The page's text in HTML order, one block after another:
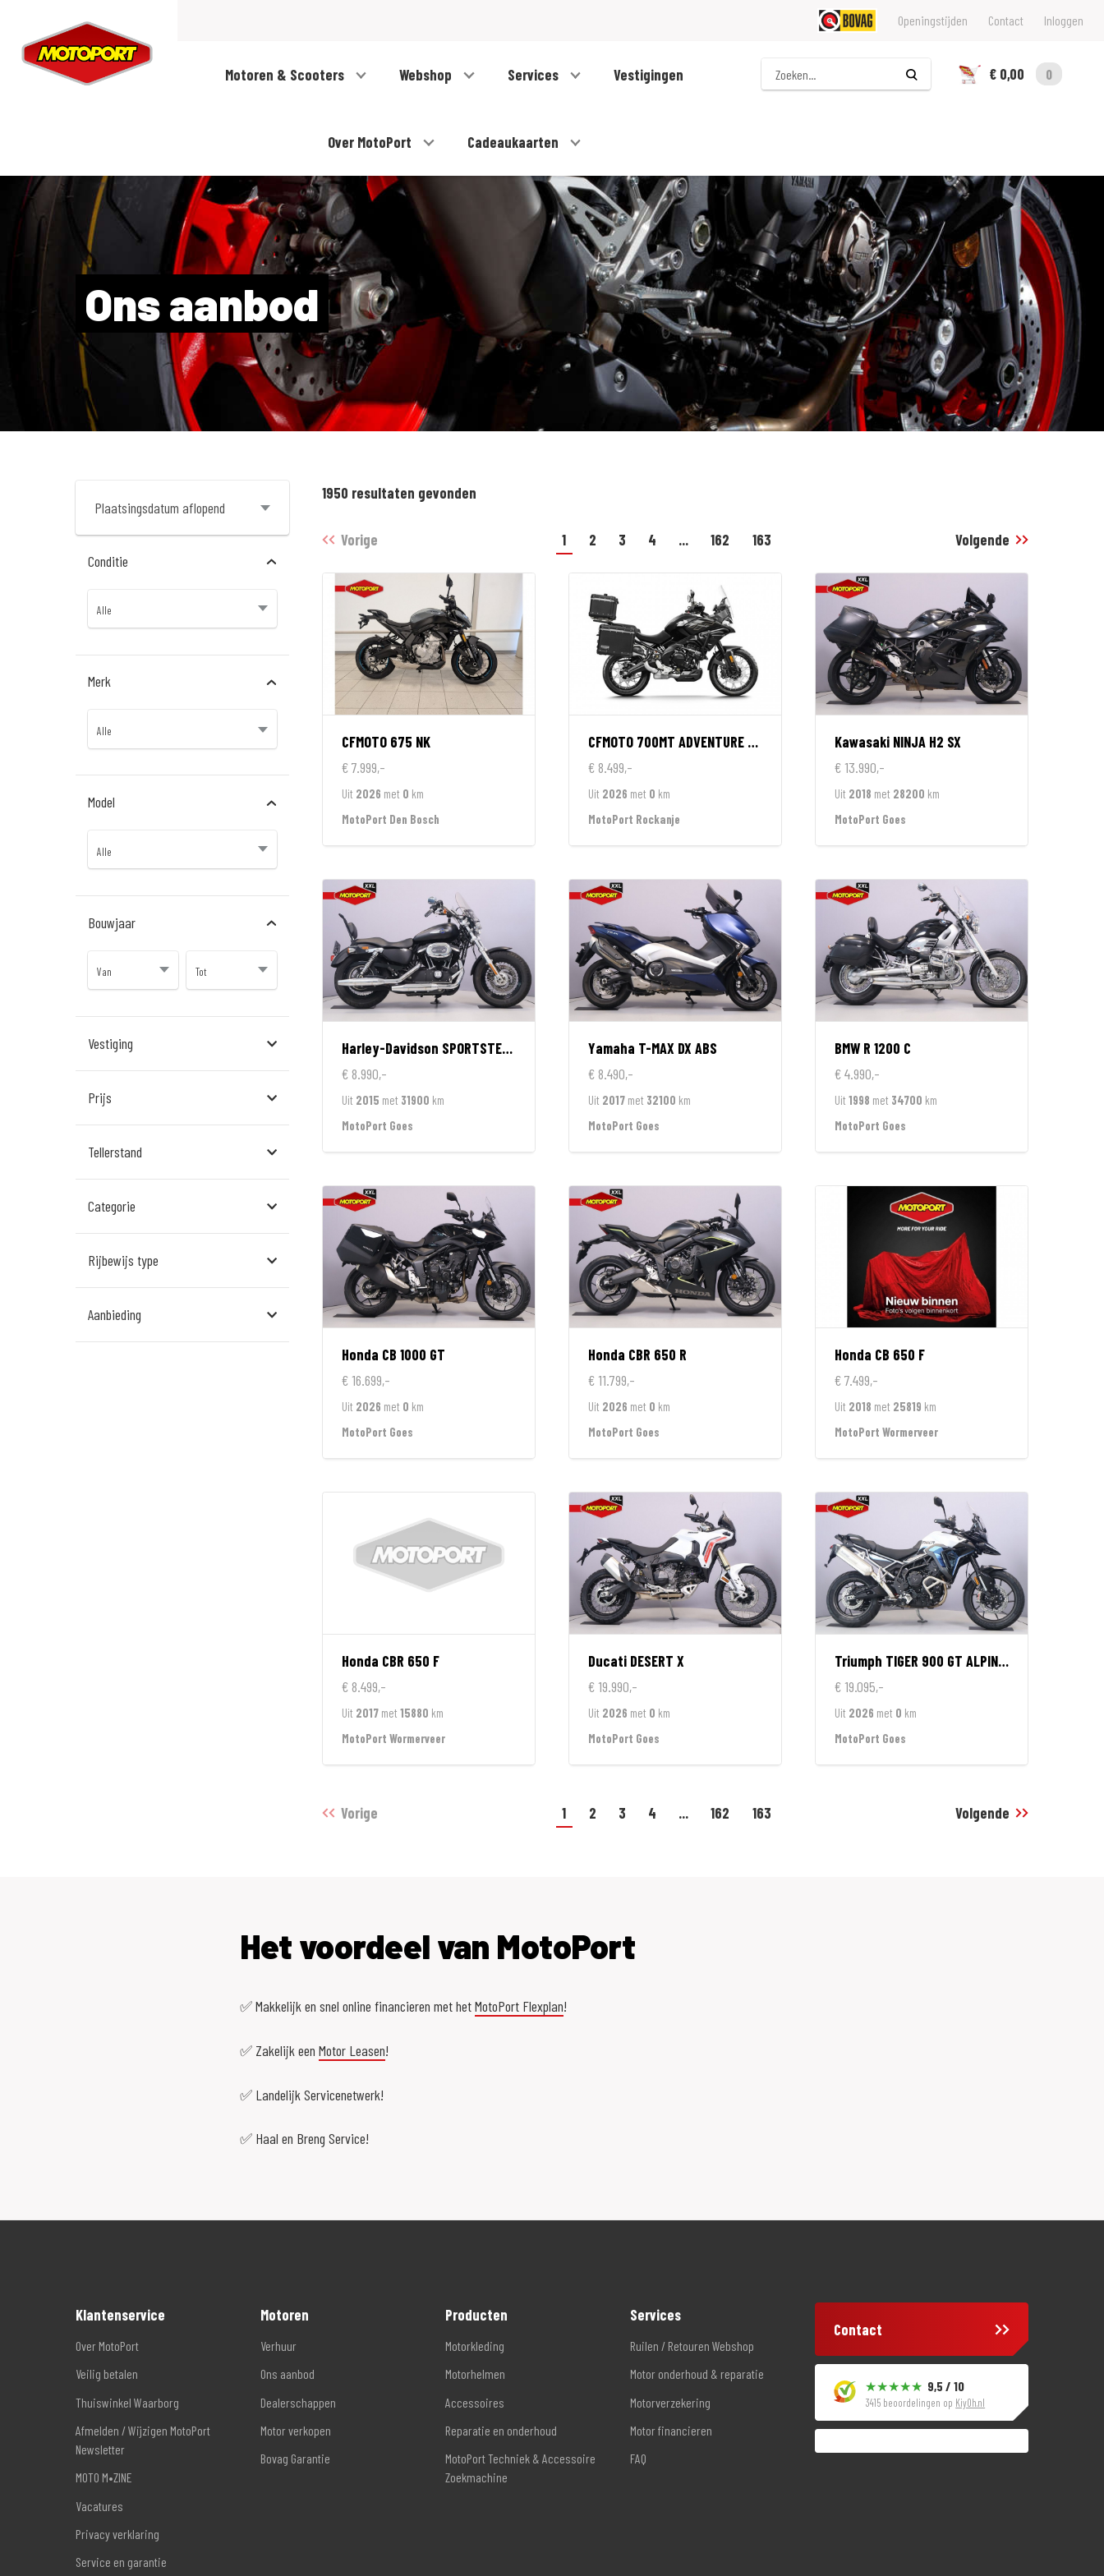
Openingstijden Contact Inloggen
Motoren & Scooters Webshop Services Vestigingen
Over MotoPort Cadeaukaarten
Zoeken
€ 0,00
0
Ons aanbod
Conditie
Merk
Model
Bouwjaar
Vestiging
Den Bosch
Hillegom
Leek
Leeuwarden
Prijs
Tellerstand
Categorie
Rijbewijs type
Aanbieding
1950 resultaten gevonden
Vorige 1 2 3 4 ... 162 163 Volgende
CFMOTO 675 NK
€ 7.999,-
Uit 2026 met 0 km
MotoPort Den Bosch
CFMOTO 700MT ADVENTURE GT EDITION
€ 8.499,-
Uit 2026 met 0 km
MotoPort Rockanje
Kawasaki NINJA H2 SX
€ 13.990,-
Uit 2018 met 28200 km
MotoPort Goes
Harley-Davidson SPORTSTER 1200 CUSTOM LIMITED
€ 8.990,-
Uit 2015 met 31900 km
MotoPort Goes
Yamaha T-MAX DX ABS
€ 8.490,-
Uit 2017met 32100 km
MotoPort Goes
BMW R 1200 C
€ 4.990,-
Uit 1998 met 34700 km
MotoPort Goes
Honda CB 1000 GT
€ 16.699,-
Uit 2026 met 0 km
MotoPort Goes
Honda CBR 650 R
€ 11.799,-
Uit 2026 met 0 km
MotoPort Goes
Honda CB 650 F
€ 7.499,-
Uit 2018 met 25819 km
MotoPort Wormerveer
Honda CBR 650 F
€ 8.499,-
Uit 2017met 15880 km
MotoPort Wormerveer
Ducati DESERT X
€ 19.990,-
Uit 2026 met 0 km
MotoPort Goes
Triumph TIGER 900 GT ALPINE EDITION
€ 19.095,-
Uit 2026 met 0 km
MotoPort Goes
Vorige 1 2 3 4 ... 162 163 Volgende
Het voordeel van MotoPort
✅ Makkelijk en snel online financieren met hetMotoPort Flexplan!
✅ Zakelijk een Motor Leasen!
✅ Landelijk Servicenetwerk!
✅ Haal en Breng Service!
Klantenservice
Over MotoPort
Veilig betalen
Thuiswinkel Waarborg
Afmelden / Wijzigen MotoPort
Newsletter
MOTO M•ZINE
Vacatures
Privacy verklaring
Service en garantie
Motoren
Verhuur
Ons aanbod
Dealerschappen
Motor verkopen
Bovag Garantie
Producten
Motorkleding
Motorhelmen
Accessoires
Reparatie en onderhoud
MotoPort Techniek & Accessoire
Zoekmachine
Services
Ruilen / Retouren Webshop
Motor onderhoud & reparatie
Motorverzekering
Motor financieren
FAQ
Contact
9,5 / 10
3415 beoordelingen op KiyOh.nl